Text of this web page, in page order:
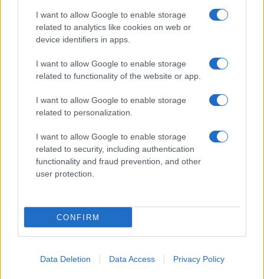
I want to allow Google to enable storage
related to analytics like cookies on web or
device identifiers in apps.
I want to allow Google to enable storage
related to functionality of the website or app.
I want to allow Google to enable storage
related to personalization.
I want to allow Google to enable storage
related to security, including authentication
functionality and fraud prevention, and other
user protection.
CONFIRM
Data Deletion Data Access Privacy Policy
FacebookInstagram Threads
© 2026 Ecocentrica.it di TESSA SRL - P. IVA 07010600968 - sede legale:
Via Paradisino 5, 57016 Rosignano Marittimo (LI). Tutti i diritti
riservati.Preferenze Privacy
viene aggiornato senza alcuna periodicità; non rientra pertanto tra
le pubblicazioni soggette agli obblighi previsti dalla legge n. 62 del 7